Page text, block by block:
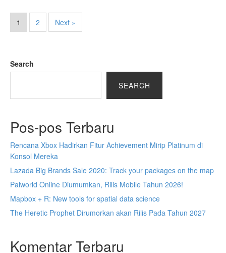
1 2 Next »
Search
SEARCH
Pos-pos Terbaru
Rencana Xbox Hadirkan Fitur Achievement Mirip Platinum di
Konsol Mereka
Lazada Big Brands Sale 2020: Track your packages on the map
Palworld Online Diumumkan, Rilis Mobile Tahun 2026!
Mapbox + R: New tools for spatial data science
The Heretic Prophet Dirumorkan akan Rilis Pada Tahun 2027
Komentar Terbaru